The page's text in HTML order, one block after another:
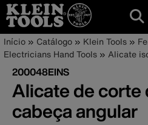
Pular
para
conteúdo
principal
Navegação
principal
Trilha
de
navegação
Início Catálogo Klein Tools
Electricians Hand Tools
Alicate
200048EINS
Alicate de corte
cabeça angular